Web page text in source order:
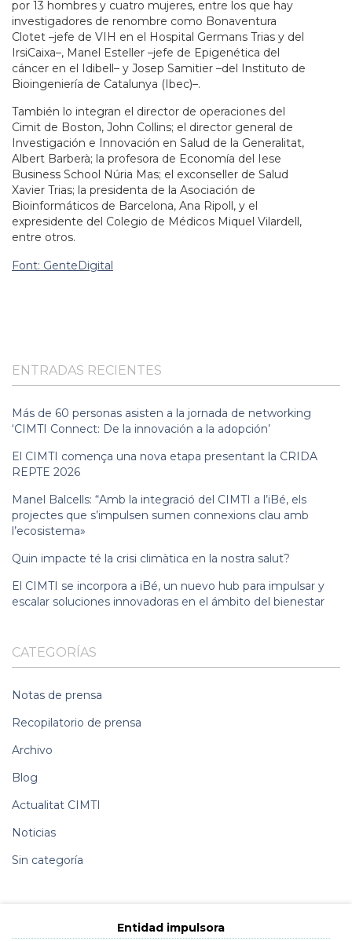
por 13 hombres y cuatro mujeres, entre los que hay
investigadores de renombre como Bonaventura
Clotet –jefe de VIH en el Hospital Germans Trias y del
IrsiCaixa–, Manel Esteller –jefe de Epigenética del
cáncer en el Idibell– y Josep Samitier –del Instituto de
Bioingeniería de Catalunya (Ibec)–.
También lo integran el director de operaciones del
Cimit de Boston, John Collins; el director general de
Investigación e Innovación en Salud de la Generalitat,
Albert Barberà; la profesora de Economía del Iese
Business School Núria Mas; el exconseller de Salud
Xavier Trias; la presidenta de la Asociación de
Bioinformáticos de Barcelona, Ana Ripoll, y el
expresidente del Colegio de Médicos Miquel Vilardell,
entre otros.
Font: GenteDigital
ENTRADAS RECIENTES
Más de 60 personas asisten a la jornada de networking
‘CIMTI Connect: De la innovación a la adopción’
El CIMTI comença una nova etapa presentant la CRIDA
REPTE 2026
Manel Balcells: “Amb la integració del CIMTI a l’iBé, els
projectes que s’impulsen sumen connexions clau amb
l’ecosistema»
Quin impacte té la crisi climàtica en la nostra salut?
El CIMTI se incorpora a iBé, un nuevo hub para impulsar y
escalar soluciones innovadoras en el ámbito del bienestar
CATEGORÍAS
Notas de prensa
Recopilatorio de prensa
Archivo
Blog
Actualitat CIMTI
Noticias
Sin categoría
Entidad impulsora